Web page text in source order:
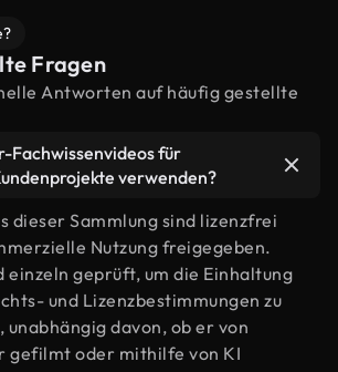
Fragen
Antworten auf häufig gestellte
Fachwissenvideos für
verwenden?
dieser Sammlung sind lizenzfrei
Nutzung freigegeben.
einzeln geprüft, um die Einhaltung
und Lizenzbestimmungen zu
davon, ob er von
gefilmt oder mithilfe von KI